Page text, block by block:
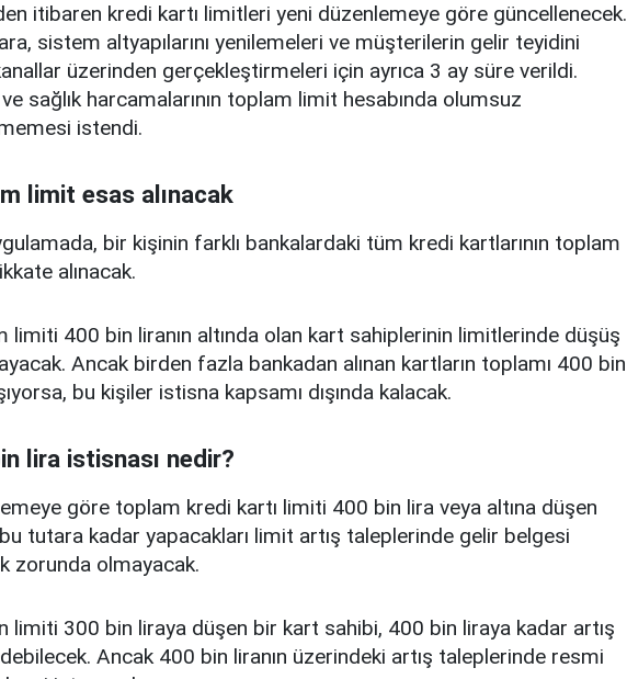
itibaren kredi kartı limitleri yeni düzenlemeye göre güncellenecek.
sistem altyapılarını yenilemeleri ve müşterilerin gelir teyidini
üzerinden gerçekleştirmeleri için ayrıca 3 ay süre verildi.
sağlık harcamalarının toplam limit hesabında olumsuz
istendi.
limit esas alınacak
bir kişinin farklı bankalardaki tüm kredi kartlarının toplam
alınacak.
limiti 400 bin liranın altında olan kart sahiplerinin limitlerinde düşüş
Ancak birden fazla bankadan alınan kartların toplamı 400 bin
bu kişiler istisna kapsamı dışında kalacak.
lira istisnası nedir?
göre toplam kredi kartı limiti 400 bin lira veya altına düşen
tutara kadar yapacakları limit artış taleplerinde gelir belgesi
zorunda olmayacak.
limiti 300 bin liraya düşen bir kart sahibi, 400 bin liraya kadar artış
Ancak 400 bin liranın üzerindeki artış taleplerinde resmi